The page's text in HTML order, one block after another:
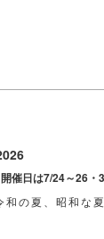
和の夏、昭和な夏